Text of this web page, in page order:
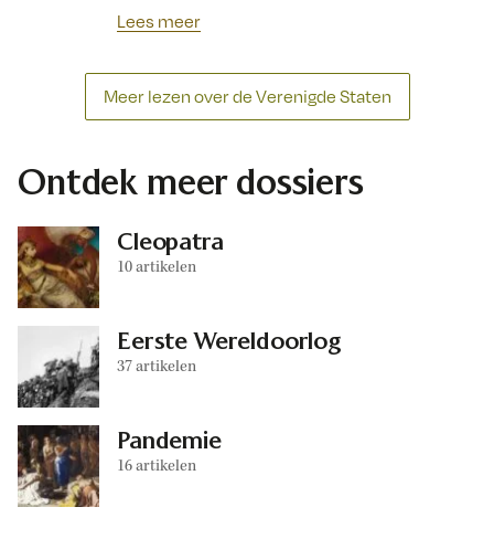
Lees meer
Meer lezen over de Verenigde Staten
Ontdek meer dossiers
Cleopatra
10 artikelen
Eerste Wereldoorlog
37 artikelen
Pandemie
16 artikelen